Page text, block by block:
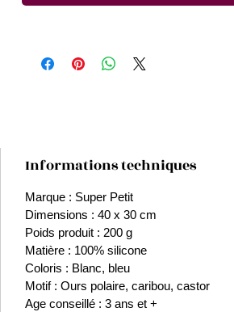
- Pliable.
inclus.
Conseils d'entretien:
- Nettoyer avec une éponge et de l'eau
claire.
Informations techniques
Marque : Super Petit
Dimensions : 40 x 30 cm
Poids produit : 200 g
Matière : 100% silicone
Coloris : Blanc, bleu
Motif : Ours polaire, caribou, castor
Age conseillé : 3 ans et +